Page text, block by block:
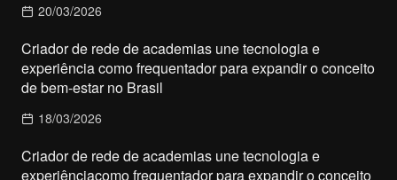
20/03/2026
Criador de rede de academias une tecnologia e
experiência como frequentador para expandir o conceito
de bem-estar no Brasil
18/03/2026
Criador de rede de academias une tecnologia e
experiênciacomo frequentador para expandir o conceito